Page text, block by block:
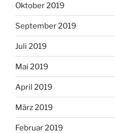
Oktober 2019
September 2019
Juli 2019
Mai 2019
April 2019
März 2019
Februar 2019